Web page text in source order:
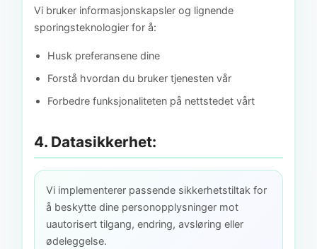
Vi bruker informasjonskapsler og lignende
sporingsteknologier for å:
Husk preferansene dine
Forstå hvordan du bruker tjenesten vår
Forbedre funksjonaliteten på nettstedet vårt
4. Datasikkerhet:
Vi implementerer passende sikkerhetstiltak for
å beskytte dine personopplysninger mot
uautorisert tilgang, endring, avsløring eller
ødeleggelse.